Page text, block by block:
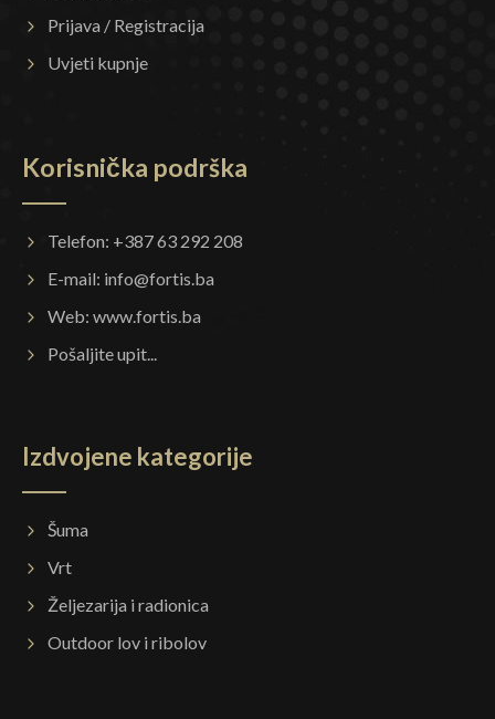
Prijava / Registracija
Uvjeti kupnje
Korisnička podrška
Telefon: +387 63 292 208
E-mail: info@fortis.ba
Web: www.fortis.ba
Pošaljite upit...
Izdvojene kategorije
Šuma
Vrt
Željezarija i radionica
Outdoor lov i ribolov